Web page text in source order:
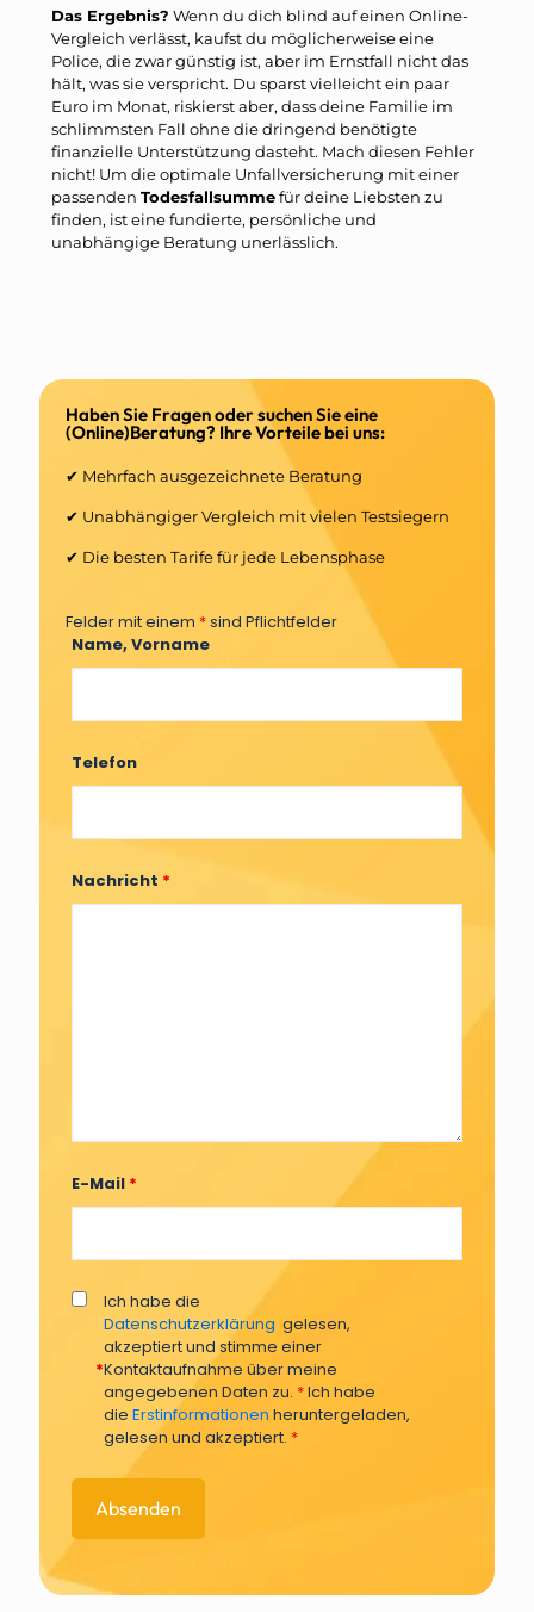
Das Ergebnis? Wenn du dich blind auf einen Online-
Vergleich verlässt, kaufst du möglicherweise eine
Police, die zwar günstig ist, aber im Ernstfall nicht das
hält, was sie verspricht. Du sparst vielleicht ein paar
Euro im Monat, riskierst aber, dass deine Familie im
schlimmsten Fall ohne die dringend benötigte
finanzielle Unterstützung dasteht. Mach diesen Fehler
nicht! Um die optimale Unfallversicherung mit einer
passenden Todesfallsummefür deine Liebsten zu
finden, ist eine fundierte, persönliche und
unabhängige Beratung unerlässlich.
Haben Sie Fragen oder suchen Sie eine
(Online)Beratung? Ihre Vorteile bei uns:
✔ Mehrfach ausgezeichnete Beratung
✔ Unabhängiger Vergleich mit vielen Testsiegern
✔ Die besten Tarife für jede Lebensphase
Felder mit einem *sind Pflichtfelder
Name, Vorname
Telefon
Nachricht *
E-Mail *
*
Ich habe die
Datenschutzerklärung gelesen,
akzeptiert und stimme einer
Kontaktaufnahme über meine
angegebenen Daten zu. *Ich habe
die Erstinformationen heruntergeladen,
gelesen und akzeptiert. *